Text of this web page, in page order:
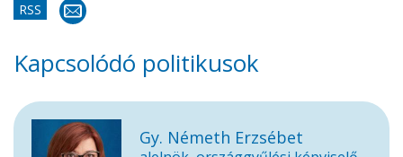
RSS
Kapcsolódó politikusok
Gy. Németh Erzsébet